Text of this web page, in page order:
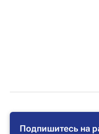
Подпишитесь на